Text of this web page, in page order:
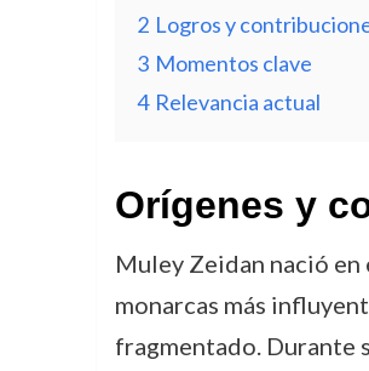
2 Logros y
3 Momentos clave
4 Relevancia actual
Orígenes y
Muley Zeidan nació en
monarcas más
fragmentado. Durante